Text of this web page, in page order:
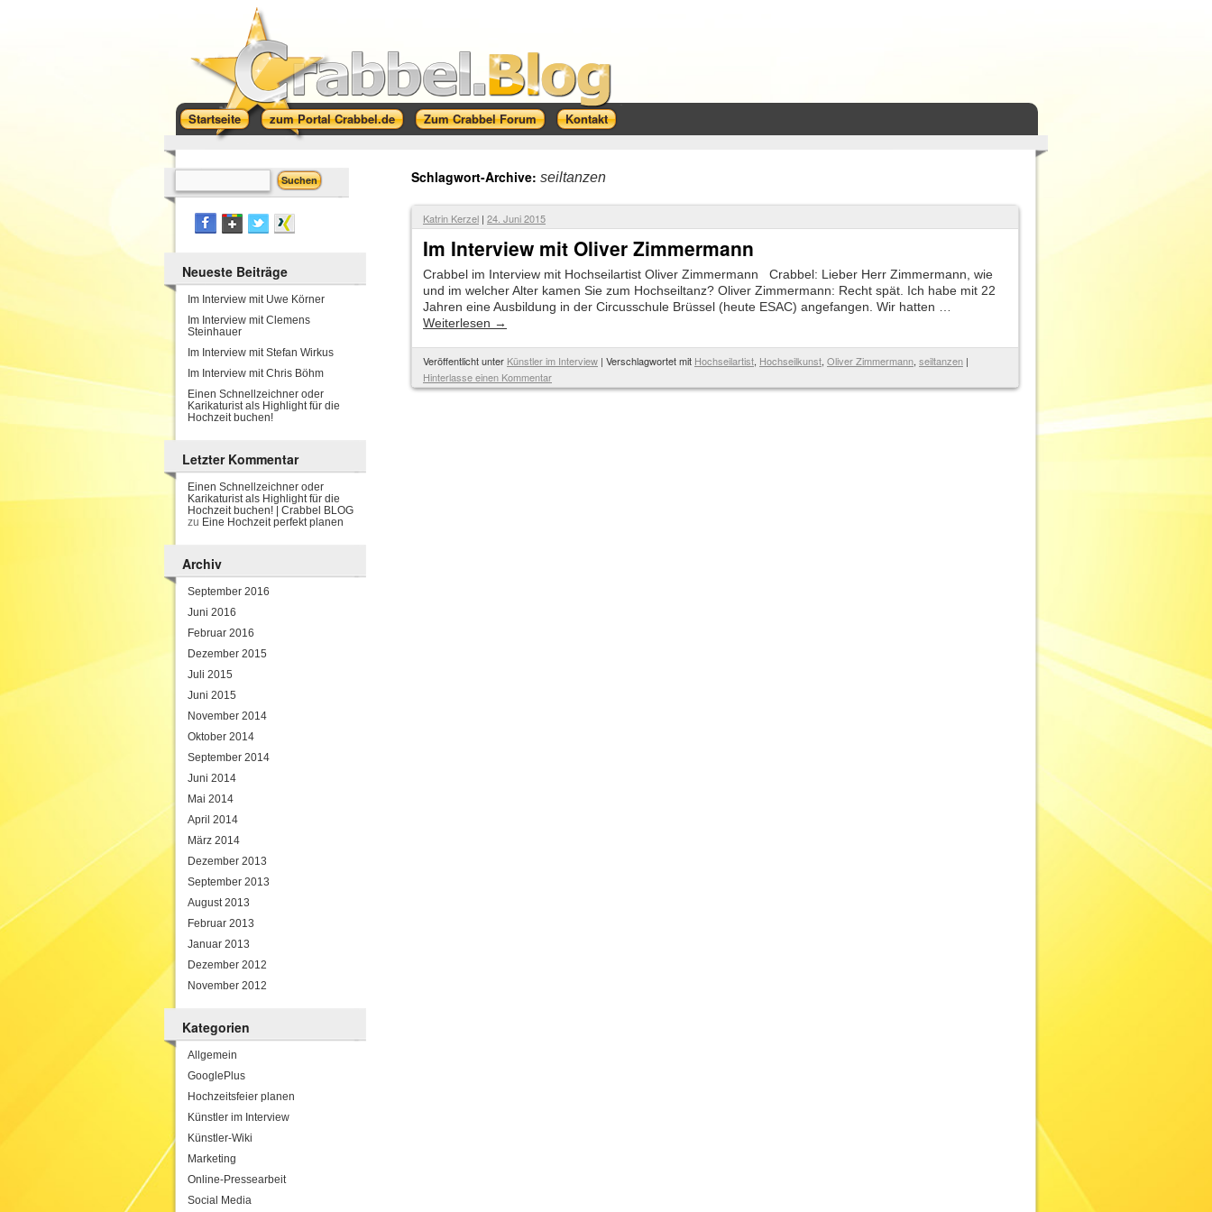
Startseite zum Portal Crabbel.de Zum Crabbel Forum Kontakt
Schlagwort-Archive: seiltanzen
Katrin Kerzel | 24. Juni 2015
Im Interview mit Oliver Zimmermann
Crabbel im Interview mit Hochseilartist Oliver Zimmermann Crabbel: Lieber Herr Zimmermann, wie
und im welcher Alter kamen Sie zum Hochseiltanz? Oliver Zimmermann: Recht spät. Ich habe mit 22
Jahren eine Ausbildung in der Circusschule Brüssel (heute ESAC) angefangen. Wir hatten …
Weiterlesen →
Veröffentlicht unter Künstler im Interview | Verschlagwortet mit Hochseilartist, Hochseilkunst, Oliver Zimmermann, seiltanzen |
Hinterlasse einen Kommentar
Neueste Beiträge
Im Interview mit Uwe Körner
Im Interview mit Clemens
Steinhauer
Im Interview mit Stefan Wirkus
Im Interview mit Chris Böhm
Einen Schnellzeichner oder
Karikaturist als Highlight für die
Hochzeit buchen!
Letzter Kommentar
Einen Schnellzeichner oder
Karikaturist als Highlight für die
Hochzeit buchen! | Crabbel BLOG
zu Eine Hochzeit perfekt planen
Archiv
September 2016
Juni 2016
Februar 2016
Dezember 2015
Juli 2015
Juni 2015
November 2014
Oktober 2014
September 2014
Juni 2014
Mai 2014
April 2014
März 2014
Dezember 2013
September 2013
August 2013
Februar 2013
Januar 2013
Dezember 2012
November 2012
Kategorien
Allgemein
GooglePlus
Hochzeitsfeier planen
Künstler im Interview
Künstler-Wiki
Marketing
Online-Pressearbeit
Social Media